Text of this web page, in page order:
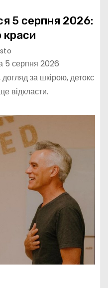
5 серпня 2026:
краси
5 серпня 2026
за шкірою, детокс
відкласти.